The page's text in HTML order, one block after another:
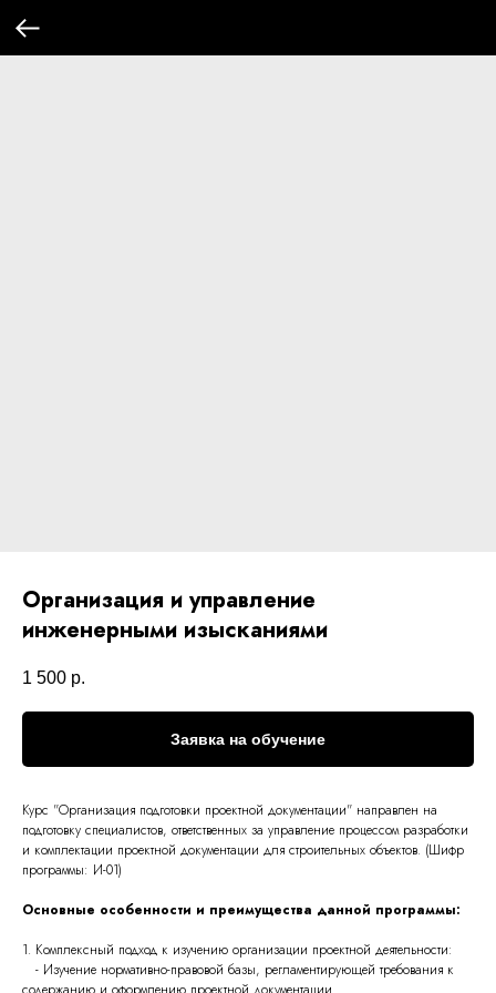
Организация и управление
инженерными изысканиями
1 500 р.
Заявка на обучение
Курс "Организация подготовки проектной документации" направлен на
подготовку специалистов, ответственных за управление процессом разработки
и комплектации проектной документации для строительных объектов. (Шифр
программы: И-01)
Основные особенности и преимущества данной программы:
1. Комплексный подход к изучению организации проектной деятельности:
- Изучение нормативно-правовой базы, регламентирующей требования к